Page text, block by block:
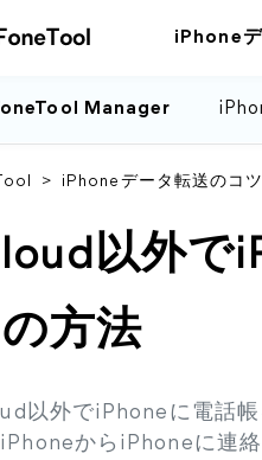
iPhone
Manager
> iPhoneデータ転送のコツ
以外で
方法
以外でiPhoneに電話
からiPhoneに連